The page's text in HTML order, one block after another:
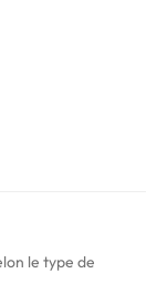
le type de